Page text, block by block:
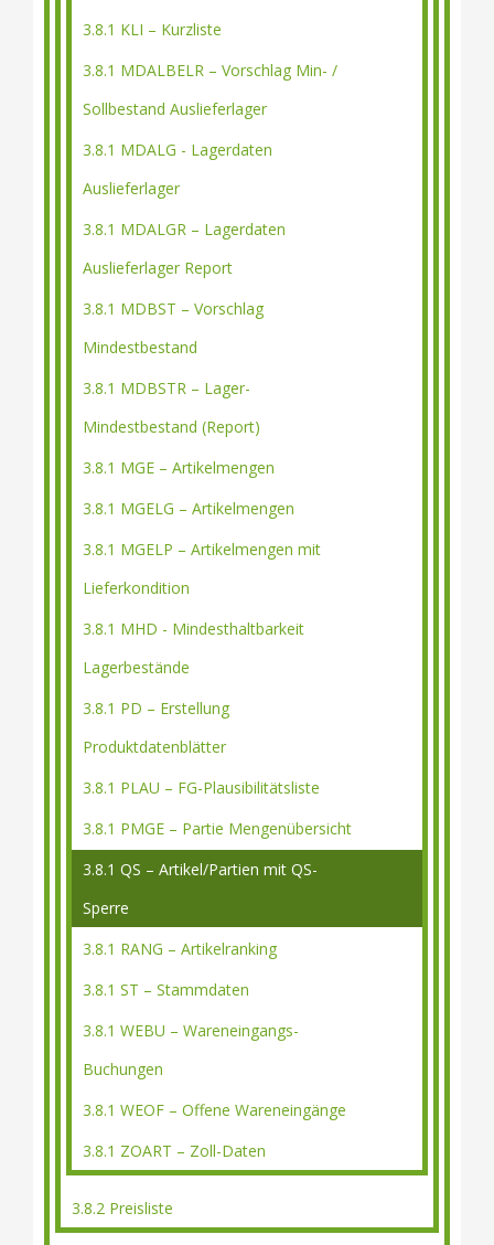
3.8.1 KLI – Kurzliste
3.8.1 MDALBELR – Vorschlag Min- /
Sollbestand Auslieferlager
3.8.1 MDALG - Lagerdaten
Auslieferlager
3.8.1 MDALGR – Lagerdaten
Auslieferlager Report
3.8.1 MDBST – Vorschlag
Mindestbestand
3.8.1 MDBSTR – Lager-
Mindestbestand (Report)
3.8.1 MGE – Artikelmengen
3.8.1 MGELG – Artikelmengen
3.8.1 MGELP – Artikelmengen mit
Lieferkondition
3.8.1 MHD - Mindesthaltbarkeit
Lagerbestände
3.8.1 PD – Erstellung
Produktdatenblätter
3.8.1 PLAU – FG-Plausibilitätsliste
3.8.1 PMGE – Partie Mengenübersicht
3.8.1 QS – Artikel/Partien mit QS-
Sperre
3.8.1 RANG – Artikelranking
3.8.1 ST – Stammdaten
3.8.1 WEBU – Wareneingangs-
Buchungen
3.8.1 WEOF – Offene Wareneingänge
3.8.1 ZOART – Zoll-Daten
3.8.2 Preisliste